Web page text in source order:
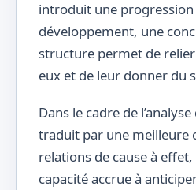
introduit une
développement, une
structure permet de
eux et de leur donner du
Dans le cadre de
traduit par une meilleure
relations de cause à
capacité accrue à